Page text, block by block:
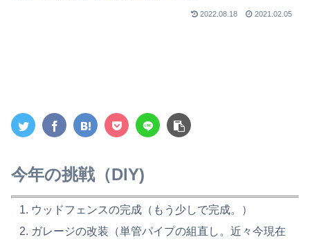
2022.08.18 2021.02.05
今年の挑戦（DIY)
ウッドフェンスの完成（もう少しで完成。）
ガレージの改装（単管パイプの組直し。近々今現在